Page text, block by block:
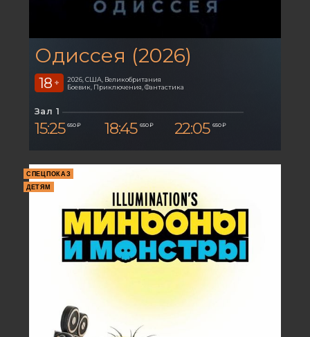
Одиссея (2026)
18 +
2026, США, Великобритания
Боевик, Приключения, Фантастика
Зал 1
15:25 650 ₽ 18:45 650 ₽ 22:05 650 ₽
СПЕЦПОКАЗ
ДЕТЯМ